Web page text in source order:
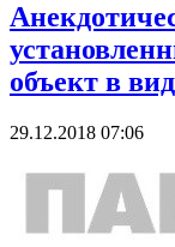
объект в
29.12.2018 07:06